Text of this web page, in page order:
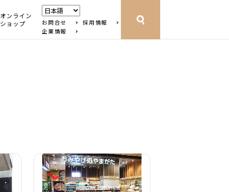
オンライン
ショップ
お問合せ
採用情報
企業情報